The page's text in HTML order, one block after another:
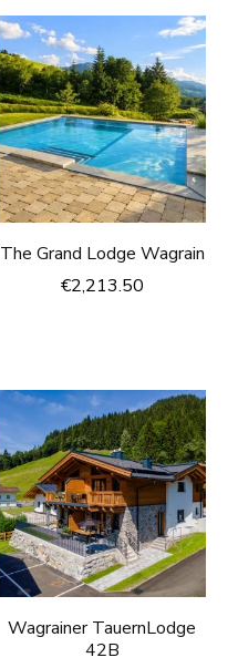
The Grand Lodge Wagrain
€2,213.50
Wagrainer TauernLodge
42B